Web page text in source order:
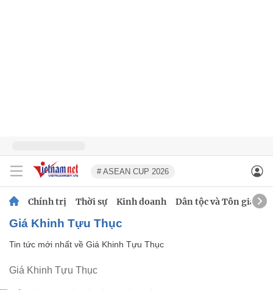
# ASEAN CUP 2026
Chính trị Thời sự Kinh doanh Dân tộc và Tôn giáo
Giá Khinh Tựu Thục
Tin tức mới nhất về Giá Khinh Tựu Thục
Giá Khinh Tựu Thục